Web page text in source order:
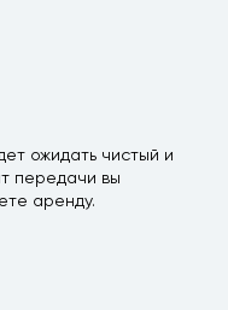
ожидать чистый и
передачи вы
аренду.